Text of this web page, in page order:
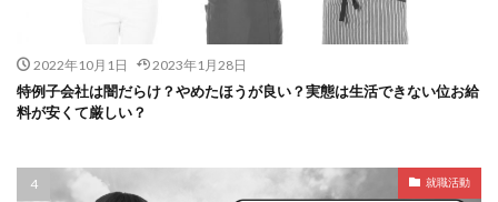
2022年10月1日 2023年1月28日
特例子会社は闇だらけ？やめたほうが良い？実態は生活できない位お給
料が安くて厳しい？
就職活動